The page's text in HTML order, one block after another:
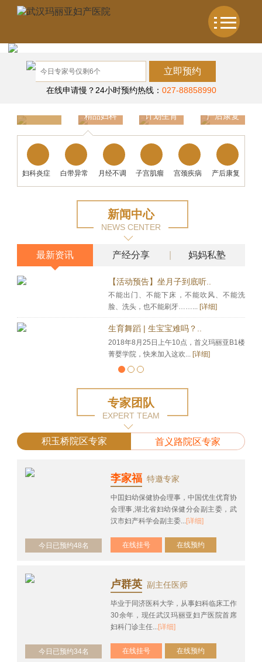
立即预约
在线申请慢？24小时预约热线： 027-88858990
温馨产科
精品妇科 计划生育 产后康复
妇科炎症 白带异常 月经不调 子宫肌瘤 宫颈疾病 产后康复
新闻中心
NEWS CENTER
最新资讯 产经分享 妈妈私塾
【活动预告】坐月子到底听..
不能出门、不能下床，不能吹风、不能洗
脸、洗头，也不能刷牙……... [详细]
生育舞蹈 | 生宝宝难吗？..
2018年8月25日上午10点，首义玛丽亚B1楼
菁婴学院，快来加入这欢...
[详细]
专家团队
EXPERT TEAM
积玉桥院区专家 首义路院区专家
今日已预约48名
李家福 特邀专家
中囯妇幼保健协会理事，中国优生优育协
会理事,湖北省妇幼保健分会副主委，武
汉市妇产科学会副主委... [详细]
在线挂号 在线预约
今日已预约34名
卢群英 副主任医师
毕业于同济医科大学，从事妇科临床工作
30余年，现任武汉玛丽亚妇产医院首席
妇科门诊主任... [详细]
在线挂号 在线预约